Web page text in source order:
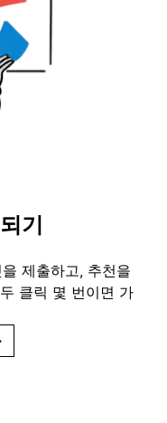
기
제출하고, 추천을
클릭 몇 번이면 가